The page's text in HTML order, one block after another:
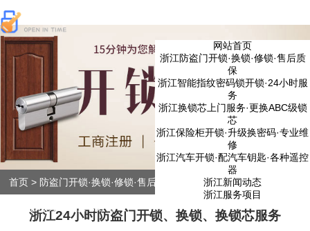
网站首页
浙江防盗门开锁·换锁·修锁·售后质
保
浙江智能指纹密码锁开锁·24小时服
务
浙江换锁芯上门服务·更换ABC级锁
芯
浙江保险柜开锁·升级换密码·专业维
修
浙江汽车开锁·配汽车钥匙·各种遥控
器
浙江新闻动态
浙江服务项目
首页> 防盗门开锁·换锁·修锁·售后质保 24小时防盗门开锁、换锁、
换锁芯服务——安心之选！
浙江24小时防盗门开锁、换锁、换锁芯服务